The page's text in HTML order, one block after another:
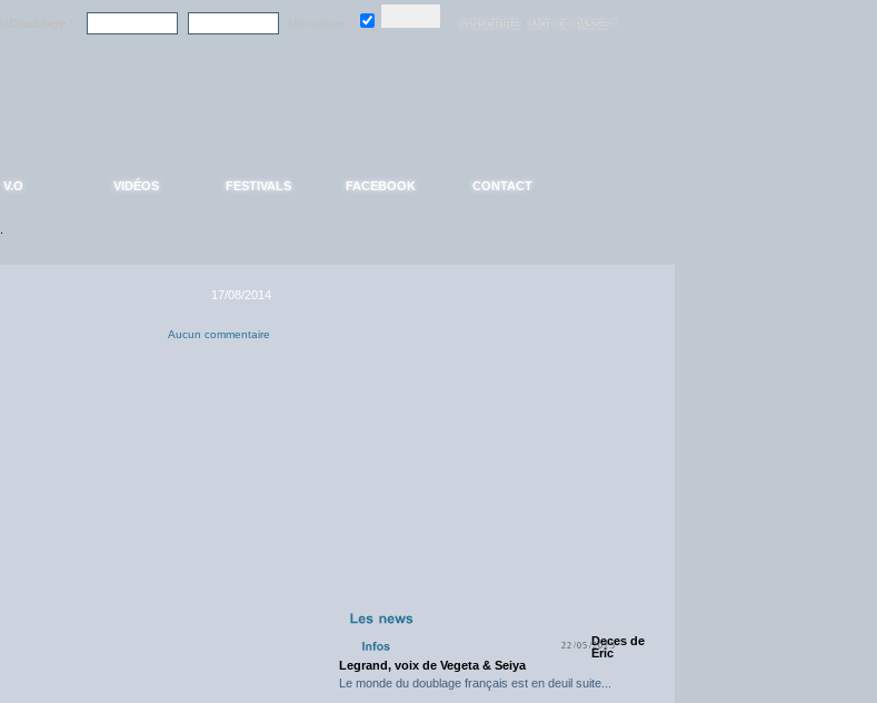
V.O VIDÉOS FESTIVALS FACEBOOK CONTACT
17/08/2014
Aucun commentaire
22/05/2025Deces de
Eric
Legrand, voix de Vegeta & Seiya
Le monde du doublage français est en deuil suite...